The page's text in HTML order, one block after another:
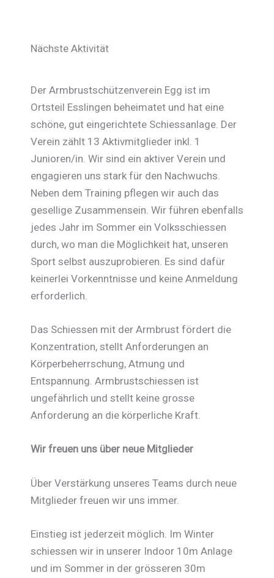
Nächste Aktivität
Der Armbrustschützenverein Egg ist im
Ortsteil Esslingen beheimatet und hat eine
schöne, gut eingerichtete Schiessanlage. Der
Verein zählt 13 Aktivmitglieder inkl. 1
Junioren/in. Wir sind ein aktiver Verein und
engagieren uns stark für den Nachwuchs.
Neben dem Training pflegen wir auch das
gesellige Zusammensein. Wir führen ebenfalls
jedes Jahr im Sommer ein Volksschiessen
durch, wo man die Möglichkeit hat, unseren
Sport selbst auszuprobieren. Es sind dafür
keinerlei Vorkenntnisse und keine Anmeldung
erforderlich.
Das Schiessen mit der Armbrust fördert die
Konzentration, stellt Anforderungen an
Körperbeherrschung, Atmung und
Entspannung. Armbrustschiessen ist
ungefährlich und stellt keine grosse
Anforderung an die körperliche Kraft.
Wir freuen uns über neue Mitglieder
Über Verstärkung unseres Teams durch neue
Mitglieder freuen wir uns immer.
Einstieg ist jederzeit möglich. Im Winter
schiessen wir in unserer Indoor 10m Anlage
und im Sommer in der grösseren 30m